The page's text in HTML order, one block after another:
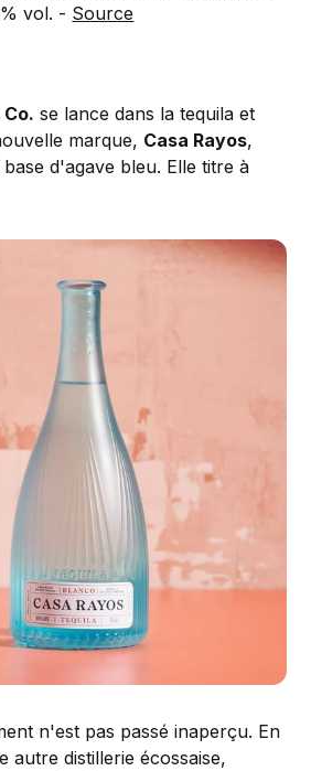
vol. - Source
se lance dans la tequila et
marque, Casa Rayos,
d'agave bleu. Elle titre à
n'est pas passé inaperçu. En
autre distillerie écossaise,